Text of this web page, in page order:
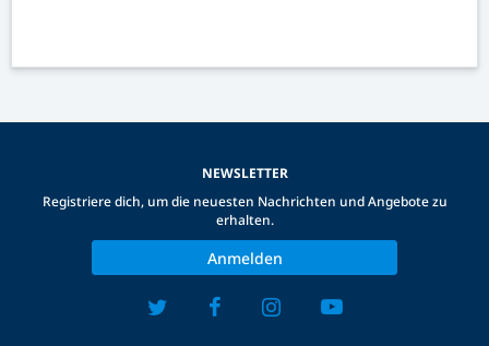
NEWSLETTER
Registriere dich, um die neuesten Nachrichten und Angebote zu
erhalten.
Anmelden